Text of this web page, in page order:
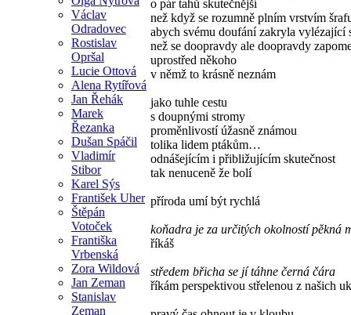
Václav
Odradovec
Rostislav
Opršal
Lucie Ottová
Alena Rytířová
Jan Řehák
Marek
Řezanka
Dušan Spáčil
Vladimír
Stibor
Karel Sýs
František Uher
Štěpán
Votoček
Františka
Vrbenská
Zora Wildová
Jan Zeman
Stanislav
Zeman
o pár tahů skutečnější
než když se rozumně plním vrstvím
abych svému doufání zakryla vylézající
než se doopravdy ale doopravdy
uprostřed někoho
v němž to krásně neznám
jako tuhle cestu
s doupnými stromy
proměnlivostí úžasně známou
tolika lidem ptákům…
odnášejícím i přibližujícím skutečnost
tak nenuceně že bolí
příroda umí být rychlá
koňadra je za určitých okolností pěkná
říkáš
středem břicha se jí táhne černá čára
říkám perspektivou střelenou z našich